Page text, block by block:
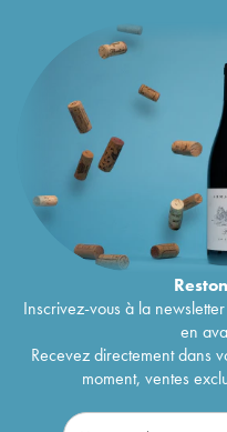
Inscrivez-vous à la
en
Recevez directement dans
moment, ventes